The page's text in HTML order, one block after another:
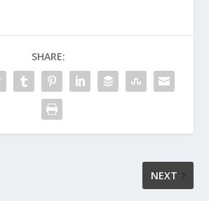
SHARE:
NEXT